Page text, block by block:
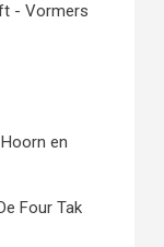
- Vormers
en
Four Tak